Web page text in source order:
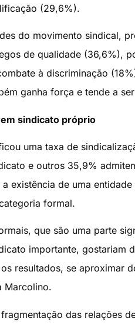
(29,6%).
do movimento sindical,
de qualidade (36,6%),
à discriminação
ganha força e tende a
sindicato próprio
uma taxa de
e outros 35,9%
existência de uma
formal.
que são uma parte
importante, gostariam
resultados, se aproximar
Marcolino.
das relações